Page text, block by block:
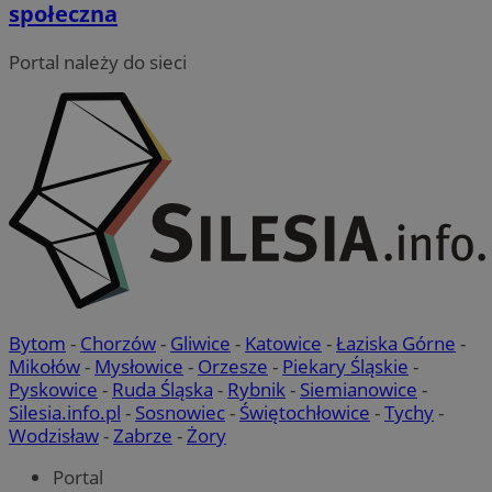
społeczna
Portal należy do sieci
Bytom - Chorzów- Gliwice - Katowice -Łaziska Górne -
Mikołów- Mysłowice - Orzesze - Piekary Śląskie -
Pyskowice - Ruda Śląska - Rybnik- Siemianowice -
Silesia.info.pl - Sosnowiec- Świętochłowice -Tychy-
Wodzisław-Zabrze -Żory
Portal
VISITOR_PRIVACY_METADATA